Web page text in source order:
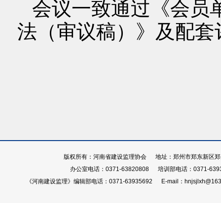
会议一致通过《会员
法（审议稿）》及配套
版权所有：河南省建设监理协会 地址：郑州市郑东新区
办公室电话：0371-63820808 培训部电话：0371-
《河南建设监理》编辑部电话：0371-63935692 E-mail：